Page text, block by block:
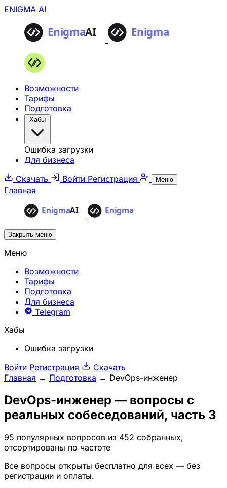
ENIGMA AI
Возможности
Тарифы
Подготовка
Хабы
Ошибка загрузки
Для бизнеса
Скачать
Войти Регистрация Меню
Главная
Закрыть меню
Меню
Возможности
Тарифы
Подготовка
Для бизнеса
Telegram
Хабы
Ошибка загрузки
Войти Регистрация
Скачать
Главная → Подготовка → DevOps-инженер
DevOps-инженер — вопросы с
реальных собеседований, часть 3
95 популярных вопросов из 452 собранных,
отсортированы по частоте
Все вопросы открыты бесплатно для всех — без
регистрации и оплаты.